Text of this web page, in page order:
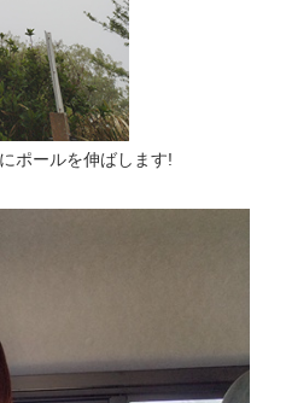
ポールを伸ばします!